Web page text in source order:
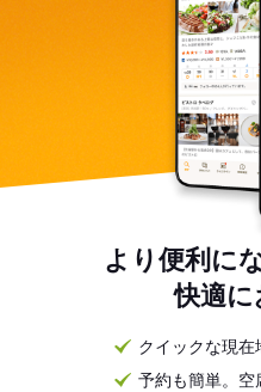
より便利に
快適に
クイックな現在
予約も簡単。空